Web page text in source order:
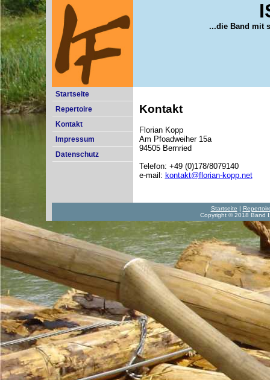
...die Band mit
Startseite
Repertoire
Kontakt
Impressum
Datenschutz
Kontakt
Florian Kopp
Am Pfoadweiher 15a
94505 Bernried
Telefon: +49 (0)178/8079140
e-mail: kontakt@florian-kopp.net
Startseite |
Copyright © 2018 Band